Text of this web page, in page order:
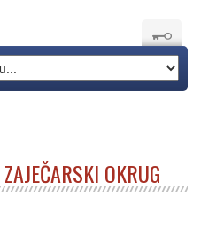
ZAJEČARSKI OKRUG